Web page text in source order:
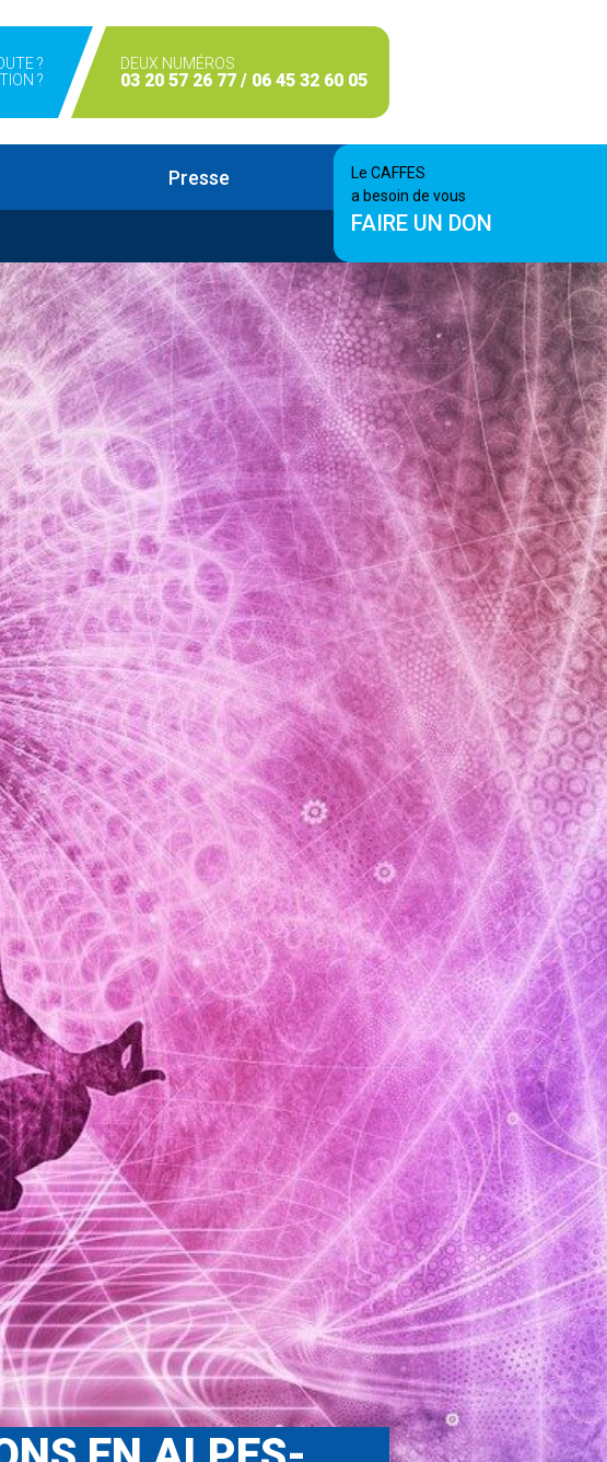
?
?
DEUX NUMÉROS
03 20 57 26 77 / 06 45 32 60 05
Presse
Le CAFFES
a besoin de vous
FAIRE UN DON